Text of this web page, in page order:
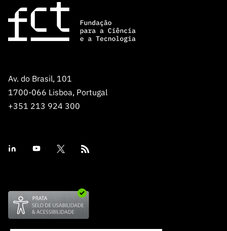
Av. do Brasil, 101
1700-066 Lisboa, Portugal
+351 213 924 300